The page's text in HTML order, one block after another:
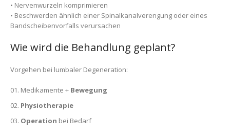
• Nervenwurzeln komprimieren
• Beschwerden ähnlich einer Spinalkanalverengung oder eines
Bandscheibenvorfalls verursachen
Wie wird die Behandlung geplant?
Vorgehen bei lumbaler Degeneration:
Medikamente + Bewegung
Physiotherapie
Operation bei Bedarf